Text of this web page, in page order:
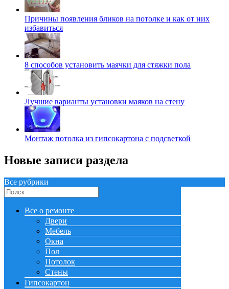
Причины появления бликов на потолке и как от них
избавиться
8 способов установить маячки для стяжки пола
Лучшие варианты установки маяков на стену
Монтаж потолка из гипсокартона с подсветкой
Новые записи раздела
Все рубрики
Все о ремонте
Двери
Мебель
Окна
Пол
Потолок
Стены
Гипсокартон